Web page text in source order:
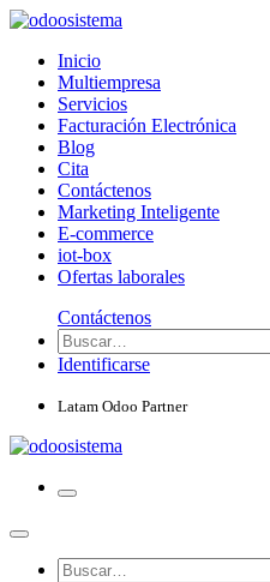
Inicio
Multiempresa
Servicios
Facturación Electrónica
Blog
Cita
Contáctenos
Marketing Inteligente
E-commerce
iot-box
Ofertas laborales
Contáctenos
Identificarse
Latam Odoo Partner